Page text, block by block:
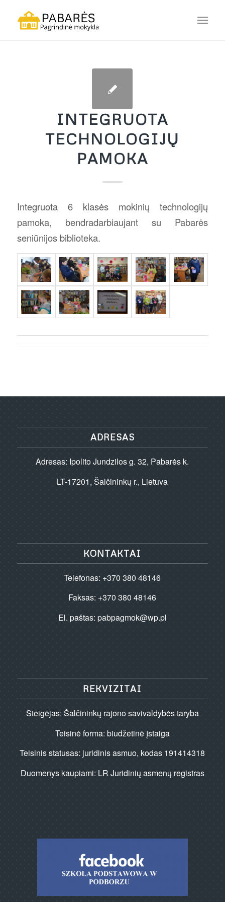
INTEGRUOTA
TECHNOLOGIJŲ
PAMOKA
Integruota 6 klasės mokinių technologijų
pamoka, bendradarbiaujant su Pabarės
seniūnijos biblioteka.
ADRESAS
Adresas: Ipolito Jundzilos g. 32, Pabarės k.
LT-17201, Šalčininkų r., Lietuva
KONTAKTAI
Telefonas: +370 380 48146
Faksas: +370 380 48146
El. paštas: pabpagmok@wp.pl
REKVIZITAI
Steigėjas: Šalčininkų rajono savivaldybės taryba
Teisinė forma: biudžetinė įstaiga
Teisinis statusas: juridinis asmuo, kodas 191414318
Duomenys kaupiami: LR Juridinių asmenų registras